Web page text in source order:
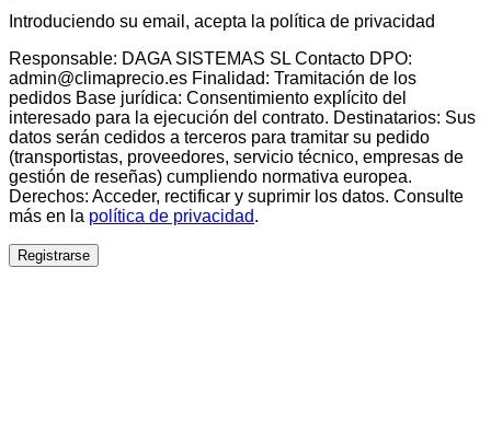
Introduciendo su email, acepta la política de privacidad
Responsable: DAGA SISTEMAS SL Contacto DPO:
admin@climaprecio.es Finalidad: Tramitación de los
pedidos Base jurídica: Consentimiento explícito del
interesado para la ejecución del contrato. Destinatarios: Sus
datos serán cedidos a terceros para tramitar su pedido
(transportistas, proveedores, servicio técnico, empresas de
gestión de reseñas) cumpliendo normativa europea.
Derechos: Acceder, rectificar y suprimir los datos. Consulte
más en la política de privacidad.
Registrarse